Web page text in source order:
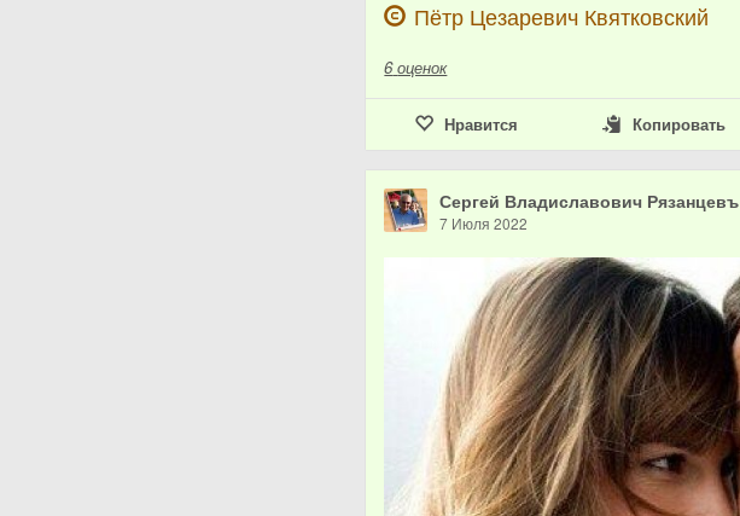
Пётр Цезаревич Квятковский
6 оценок
Нравится Копировать
Сергей Владиславович Рязанцевъ
7 Июля 2022